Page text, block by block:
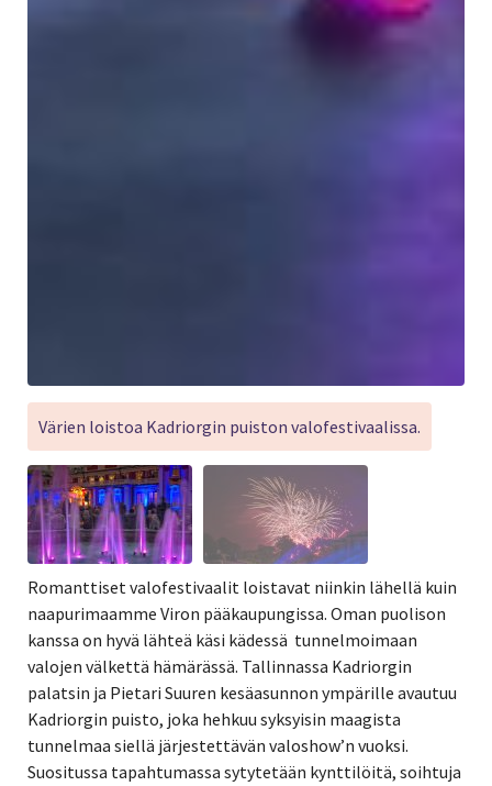
Värien loistoa Kadriorgin puiston valofestivaalissa.
Romanttiset valofestivaalit loistavat niinkin lähellä kuin
naapurimaamme Viron pääkaupungissa. Oman puolison
kanssa on hyvä lähteä käsi kädessä tunnelmoimaan
valojen välkettä hämärässä. Tallinnassa Kadriorgin
palatsin ja Pietari Suuren kesäasunnon ympärille avautuu
Kadriorgin puisto, joka hehkuu syksyisin maagista
tunnelmaa siellä järjestettävän valoshow’n vuoksi.
Suositussa tapahtumassa sytytetään kynttilöitä, soihtuja